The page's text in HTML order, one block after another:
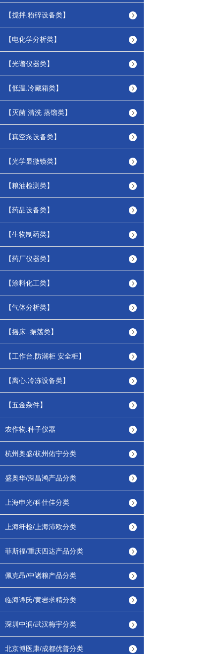
【搅拌.粉碎设备类】
【电化学分析类】
【光谱仪器类】
【低温.冷藏箱类】
【灭菌 清洗 蒸馏类】
【真空泵设备类】
【光学显微镜类】
【粮油检测类】
【药品设备类】
【生物制药类】
【药厂仪器类】
【涂料化工类】
【气体分析类】
【摇床..振荡类】
【工作台.防潮柜 安全柜】
【离心.冷冻设备类】
【五金杂件】
农作物.种子仪器
杭州奥盛/杭州佑宁分类
盛奥华/深昌鸿产品分类
上海申光/科仕佳分类
上海纤检/上海沛欧分类
菲斯福/重庆四达产品分类
佩克昂/中诸粮产品分类
临海谭氏/黄岩求精分类
深圳中润/武汉梅宇分类
北京博医康/成都优普分类